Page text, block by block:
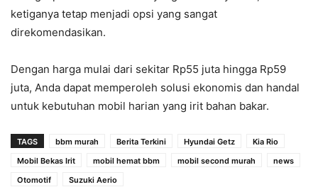
ketiganya tetap menjadi opsi yang sangat
direkomendasikan.
Dengan harga mulai dari sekitar Rp55 juta hingga Rp59
juta, Anda dapat memperoleh solusi ekonomis dan handal
untuk kebutuhan mobil harian yang irit bahan bakar.
TAGS bbm murah Berita Terkini Hyundai Getz
Kia Rio
Mobil Bekas Irit
mobil hemat bbm mobil second murah
news
Otomotif
Suzuki Aerio